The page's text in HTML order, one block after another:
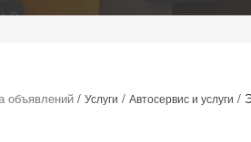
объявлений / Услуги / Автосервис и услуги /